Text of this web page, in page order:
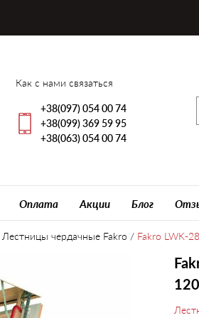
Как с нами связаться
+38(097) 054 00 74
+38(099) 369 59 95
+38(063) 054 00 74
Оплата Акции Блог
Лестницы чердачные Fakro / Fakro LWK-